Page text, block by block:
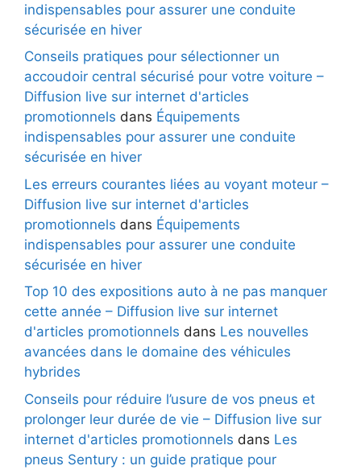
indispensables pour assurer une conduite
sécurisée en hiver
Conseils pratiques pour sélectionner un
accoudoir central sécurisé pour votre voiture –
Diffusion live sur internet d'articles
promotionnels dans Équipements
indispensables pour assurer une conduite
sécurisée en hiver
Les erreurs courantes liées au voyant moteur –
Diffusion live sur internet d'articles
promotionnels dans Équipements
indispensables pour assurer une conduite
sécurisée en hiver
Top 10 des expositions auto à ne pas manquer
cette année – Diffusion live sur internet
d'articles promotionnels dans Les nouvelles
avancées dans le domaine des véhicules
hybrides
Conseils pour réduire l’usure de vos pneus et
prolonger leur durée de vie – Diffusion live sur
internet d'articles promotionnels dans Les
pneus Sentury : un guide pratique pour